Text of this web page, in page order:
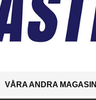
VÅRA ANDRA MAGASIN